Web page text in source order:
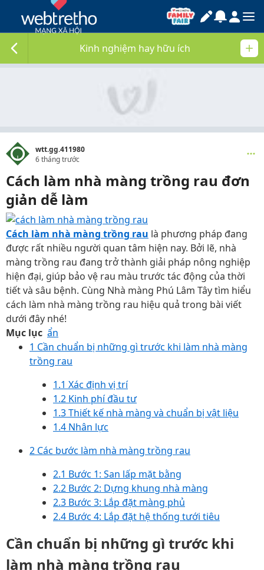
Kinh nghiệm hay hữu ích
wtt.gg.411980
6 tháng trước
Cách làm nhà màng trồng rau đơn
giản dễ làm
Cách làm nhà màng trồng rau là phương pháp đang
được rất nhiều người quan tâm hiện nay. Bởi lẽ, nhà
màng trồng rau đang trở thành giải pháp nông nghiệp
hiện đại, giúp bảo vệ rau màu trước tác động của thời
tiết và sâu bệnh. Cùng Nhà màng Phú Lâm Tây tìm hiểu
cách làm nhà màng trồng rau hiệu quả trong bài viết
dưới đây nhé!
Mục lục ẩn
1 Cần chuẩn bị những gì trước khi làm nhà màng
trồng rau
1.1 Xác định vị trí
1.2 Kinh phí đầu tư
1.3 Thiết kế nhà màng và chuẩn bị vật liệu
1.4 Nhân lực
2 Các bước làm nhà màng trồng rau
2.1 Bước 1: San lấp mặt bằng
2.2 Bước 2: Dựng khung nhà màng
2.3 Bước 3: Lắp đặt màng phủ
2.4 Bước 4: Lắp đặt hệ thống tưới tiêu
Cần chuẩn bị những gì trước khi
làm nhà màng trồng rau